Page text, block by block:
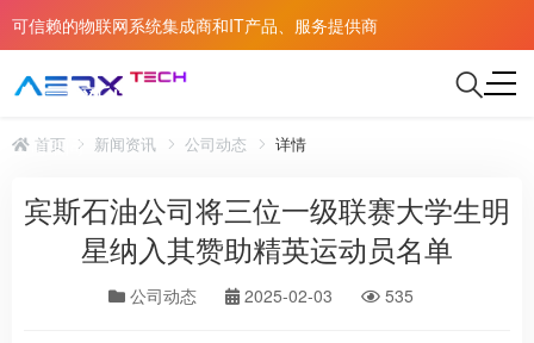
可信赖的物联网系统集成商和IT产品、服务提供商
公司新闻
公司细问
首页 新闻资讯 公司动态 详情
宾斯石油公司将三位一级联赛大学生明
星纳入其赞助精英运动员名单
公司动态 2025-02-03 535